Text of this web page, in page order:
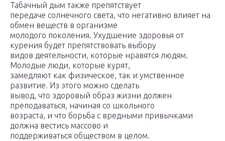
Табачный дым также препятствует
передаче солнечного света, что негативно влияет на
обмен веществ в организме
молодого поколения. Ухудшение здоровья от
курения будет препятствовать выбору
видов деятельности, которые нравятся людям.
Молодые люди, которые курят,
замедляют как физическое, так и умственное
развитие. Из этого можно сделать
вывод, что здоровый образ жизни должен
преподаваться, начиная со школьного
возраста, и что борьба с вредными привычками
должна вестись массово и
поддерживаться обществом в целом.